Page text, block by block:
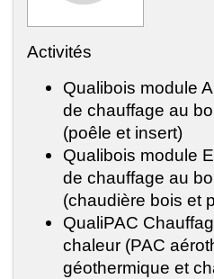
Activités
Qualibois module
de chauffage au
(poêle et insert)
Qualibois module
de chauffage au
(chaudière bois et
QualiPAC
chaleur (PAC
géothermique et